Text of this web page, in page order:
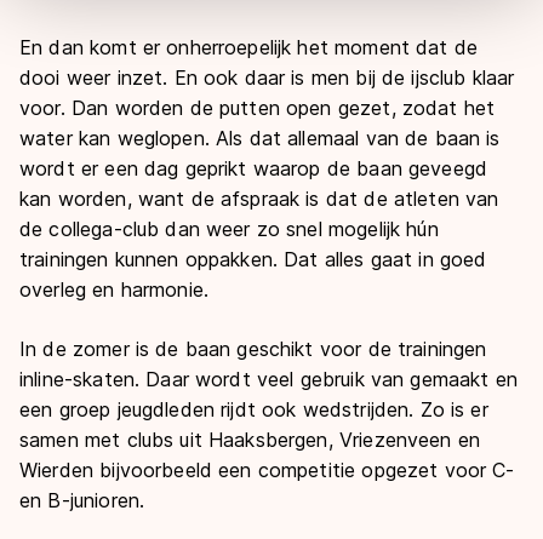
En dan komt er onherroepelijk het moment dat de
dooi weer inzet. En ook daar is men bij de ijsclub klaar
voor. Dan worden de putten open gezet, zodat het
water kan weglopen. Als dat allemaal van de baan is
wordt er een dag geprikt waarop de baan geveegd
kan worden, want de afspraak is dat de atleten van
de collega-club dan weer zo snel mogelijk hún
trainingen kunnen oppakken. Dat alles gaat in goed
overleg en harmonie.
In de zomer is de baan geschikt voor de trainingen
inline-skaten. Daar wordt veel gebruik van gemaakt en
een groep jeugdleden rijdt ook wedstrijden. Zo is er
samen met clubs uit Haaksbergen, Vriezenveen en
Wierden bijvoorbeeld een competitie opgezet voor C-
en B-junioren.